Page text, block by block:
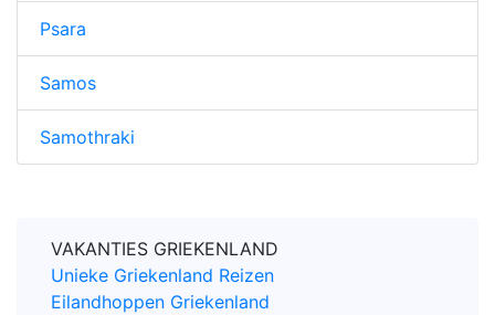
Psara
Samos
Samothraki
VAKANTIES GRIEKENLAND
Unieke Griekenland Reizen
Eilandhoppen Griekenland